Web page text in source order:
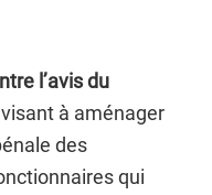
l’avis du
à aménager
des
qui